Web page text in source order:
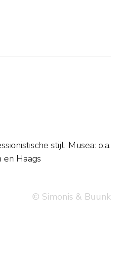
© Simonis & Buunk